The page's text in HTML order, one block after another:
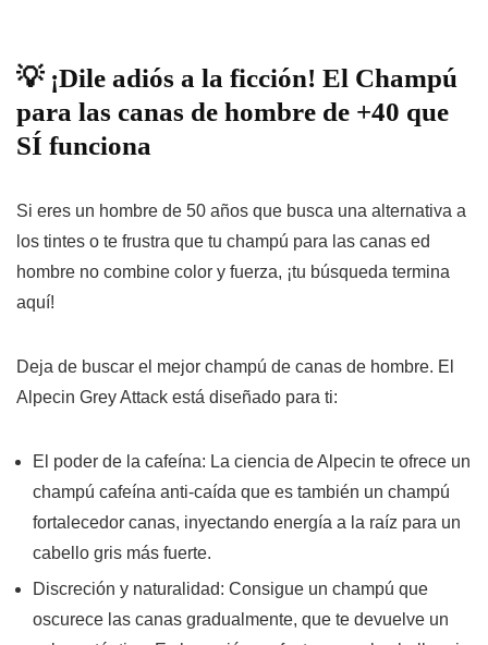
💡 ¡Dile adiós a la ficción! El Champú
para las canas de hombre de +40 que
SÍ funciona
Si eres un hombre de 50 años que busca una alternativa a
los tintes o te frustra que tu champú para las canas ed
hombre no combine color y fuerza, ¡tu búsqueda termina
aquí!
Deja de buscar el mejor champú de canas de hombre. El
Alpecin Grey Attack está diseñado para ti:
El poder de la cafeína: La ciencia de Alpecin te ofrece un
champú cafeína anti-caída que es también un champú
fortalecedor canas, inyectando energía a la raíz para un
cabello gris más fuerte.
Discreción y naturalidad: Consigue un champú que
oscurece las canas gradualmente, que te devuelve un